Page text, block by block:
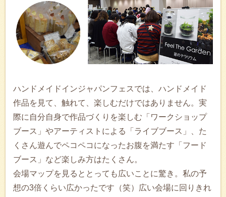
ハンドメイドインジャパンフェスでは、ハンドメイド
作品を見て、触れて、楽しむだけではありません。実
際に自分自身で作品づくりを楽しむ「ワークショップ
ブース」やアーティストによる「ライブブース」、た
くさん遊んでペコペコになったお腹を満たす「フード
ブース」など楽しみ方はたくさん。
会場マップを見るととっても広いことに驚き。私の予
想の3倍くらい広かったです（笑）広い会場に回りきれ